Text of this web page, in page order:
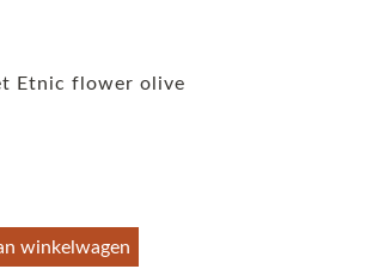
Etnic flower olive
winkelwagen